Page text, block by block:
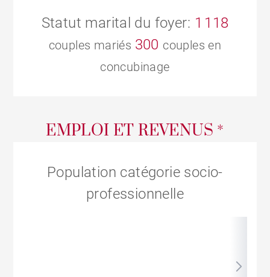
Statut marital du foyer: 1 118
couples mariés 300 couples en
concubinage
EMPLOI ET REVENUS *
Population catégorie socio-
professionnelle